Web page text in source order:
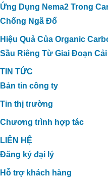
Ứng Dụng Nema2 Trong
Chống Ngã Đổ
Hiệu Quả Của Organic
Sầu Riêng Từ Giai Đoạn
TIN TỨC
Bản tin công ty
Tin thị trường
Chương trình hợp tác
LIÊN HỆ
Đăng ký đại lý
Hỗ trợ khách hàng